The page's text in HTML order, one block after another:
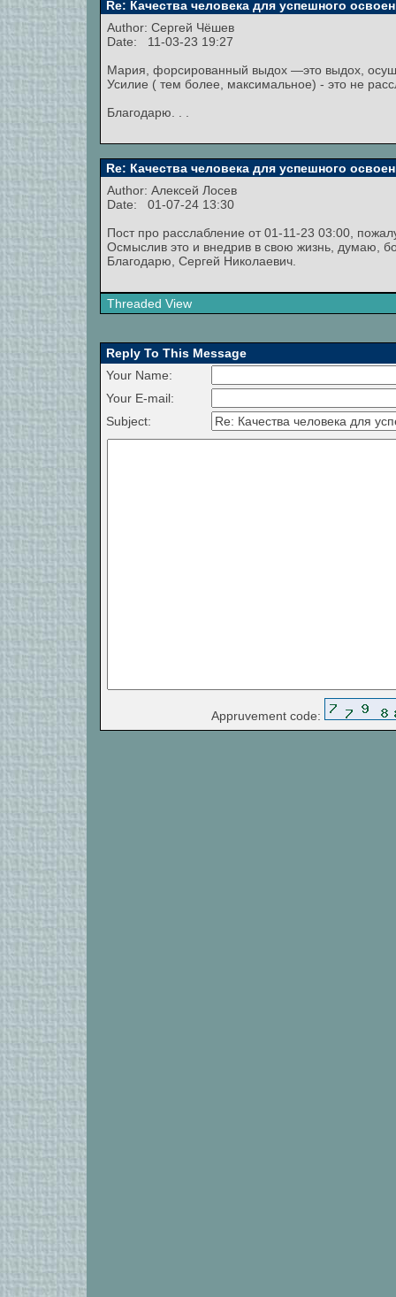
Re: Качества человека для успешного
Author: Сергей Чёшев
Date: 11-03-23 19:27
Мария, форсированный выдох —это выдох,
Усилие ( тем более, максимальное) - это не
Благодарю. . .
Re: Качества человека для успешного
Author: Алексей Лосев
Date: 01-07-24 13:30
Пост про расслабление от 01-11-23 03:00,
Осмыслив это и внедрив в свою жизнь, думаю,
Благодарю, Сергей Николаевич.
Threaded View
Reply To This Message
Your Name:
Your E-mail:
Subject:
Appruvement code: